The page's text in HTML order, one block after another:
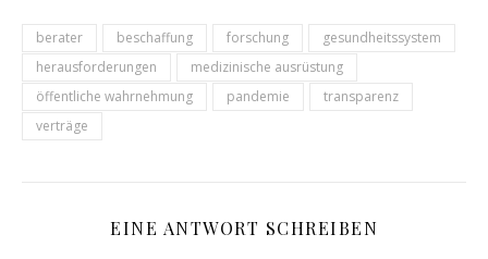
berater beschaffung forschung
gesundheitssystem
herausforderungen
medizinische ausrüstung
öffentliche wahrnehmung
pandemie
transparenz
verträge
EINE ANTWORT SCHREIBEN